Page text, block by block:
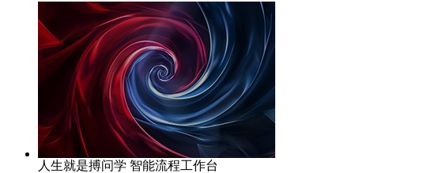
人生就是搏问学 智能流程工作台